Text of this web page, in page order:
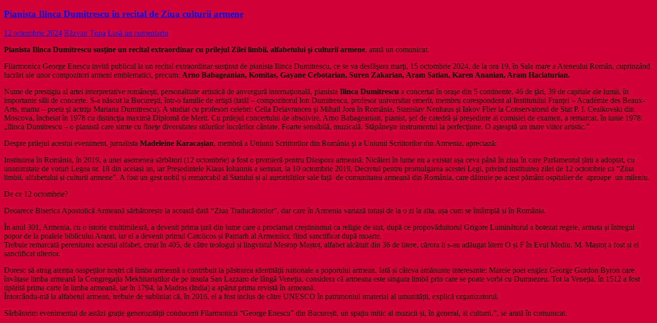
Pianista Ilinca Dumitrescu în recital de Ziua culturii armene
12 octombrie 2024 Răzvan Țupa Lasă un comentariu
Pianista Ilinca Dumitrescu susţine un recital extraordinar cu prilejul Zilei limbii, alfabetului şi culturii armene, arată un comunicat.
Filarmonica George Enescu invită publicul la un recital extraordinar susţinut de pianista Ilinca Dumitrescu, ce se va desfăşura marţi, 15 octombrie 2024, de la ora 19, în Sala mare a Ateneului Român, cuprinzând
lucrări ale unor compozitori armeni emblematici, precum: Arno Babageanian, Komitas, Gayane Cebotarian, Suren Zakarian, Aram Satian, Karen Ananian, Aram Haciaturian.
Nume de prestigiu al artei interpretative româneşti, personalitate artistică de anvergură internaţională, pianista Ilinca Dumitrescu a concertat în oraşe din 5 continente, 46 de ţări, 39 de capitale ale lumii, în
importante săli de concerte. S-a născut la Bucureşti, într-o familie de artişti (tatăl – compozitorul Ion Dumitrescu, profesor universitar emerit, membru corespondent al Institutului Franţei – Académie des Beaux-
Arts, mama – poeta şi actriţa Mariana Dumitrescu). A studiat cu profesori celebri: Cella Delavrancea şi Mihail Jora în România, Stanislav Neuhaus şi Iakov Flier la Conservatorul de Stat P. I. Ceaikovski din
Moscova, încheiat în 1978 cu distincţia maximă Diplomă de Merit. Cu prilejul concertului de absolvire, Arno Babageanian, pianist, şef de catedră şi preşedinte al comisiei de examen, a remarcat, în iunie 1978:
„Ilinca Dumitrescu – o pianistă care simte cu fineţe diversitatea stilurilor lucrărilor cântate. Foarte sensibilă, muzicală. Stăpâneşte instrumentul la perfecţiune. O aşteaptă un mare viitor artistic.”
Despre prilejul acestui eveniment, jurnalista Madeleine Karacașian, membră a Uniunii Scriitorilor din România şi a Uniunii Scriitorilor din Armenia, apreciază:
Instituirea în România, în 2019, a unei asemenea sărbători (12 octombrie) a fost o premieră pentru Diaspora armeană. Nicăieri în lume nu a existat așa ceva până în ziua în care Parlamentul țării a adoptat, cu
unanimitate de voturi Legea nr. 18 din același an, iar Președintele Klaus Iohannis a semnat, la 10 octombrie 2019, Decretul pentru promulgarea acestei Legi, privind instituirea zilei de 12 octombrie ca “Ziua
limbii, alfabetului și culturii armene”. A fost un gest nobil și remarcabil al Statului și al aurorităților sale față de comunitatea armeană din România, care dăinuie pe acest pământ ospitalier de aproape un mileniu.
De ce 12 octombrie?
Deoarece Biserica Apostolică Armeană sărbătorește la această dată “Ziua Traducătorilor”, dar care în Armenia variază totuși de la o zi la alta, așa cum se întâmplă și în România.
În anul 301, Armenia, cu o istorie multimileară, a devenit prima țară din lume care a proclamat creștinismul ca religie de stat, după ce propovăduitorul Grigore Luminătorul a botezat regele, armata și întregul
popor de la poalele biblicului Ararat, iar el a devenit primul Catolicos și Patriarh al Armenilor, fiind sanctificat după moarte.
Trebuie remarcată perenitatea acestui alfabet, creat în 405, de către teologul și lingvistul Mesrop Maștoț, alfabet alcătuit din 36 de litere, cărora li s-au adăugat litere O și F în Evul Mediu. M. Maștoț a fost și el
sanctificat ulterior.
Doresc să atrag atenția oaspeților noștri că limba armeană a contribuit la păstrarea identității naționale a poporului armean. Iată și câteva amănunte interesante: Marele poet englez George Gordon Byron care
învățase limba armeană la Congregația Mekhitariștilor de pe insula San Lazzaro de lângă Veneția, considera că armeana este singura limbă prin care se poate vorbi cu Dumnezeu. Tot la Veneția, în 1512 a fost
tipărită prima carte în limba armeană, iar în 1794, la Madras (India) a apărut prima revistă în armeană.
Întorcându-mă la alfabetul armean, trebuie de subliniat că, în 2016, el a fost inclus de către UNESCO în patrimoniul imaterial al umanității, explică organizatorul.
Sărbătorim evenimentul de astăzi grație generozității conducerii Filarmonicii “George Enescu” din București, un spațiu mitic al muzicii și, în general, al culturii.”, se arată în comunicat.